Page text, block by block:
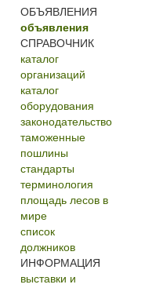
ОБЪЯВЛЕНИЯ
объявления
СПРАВОЧНИК
каталог
организаций
каталог
оборудования
законодательство
таможенные
пошлины
стандарты
терминология
площадь лесов в
мире
список
должников
ИНФОРМАЦИЯ
выставки и